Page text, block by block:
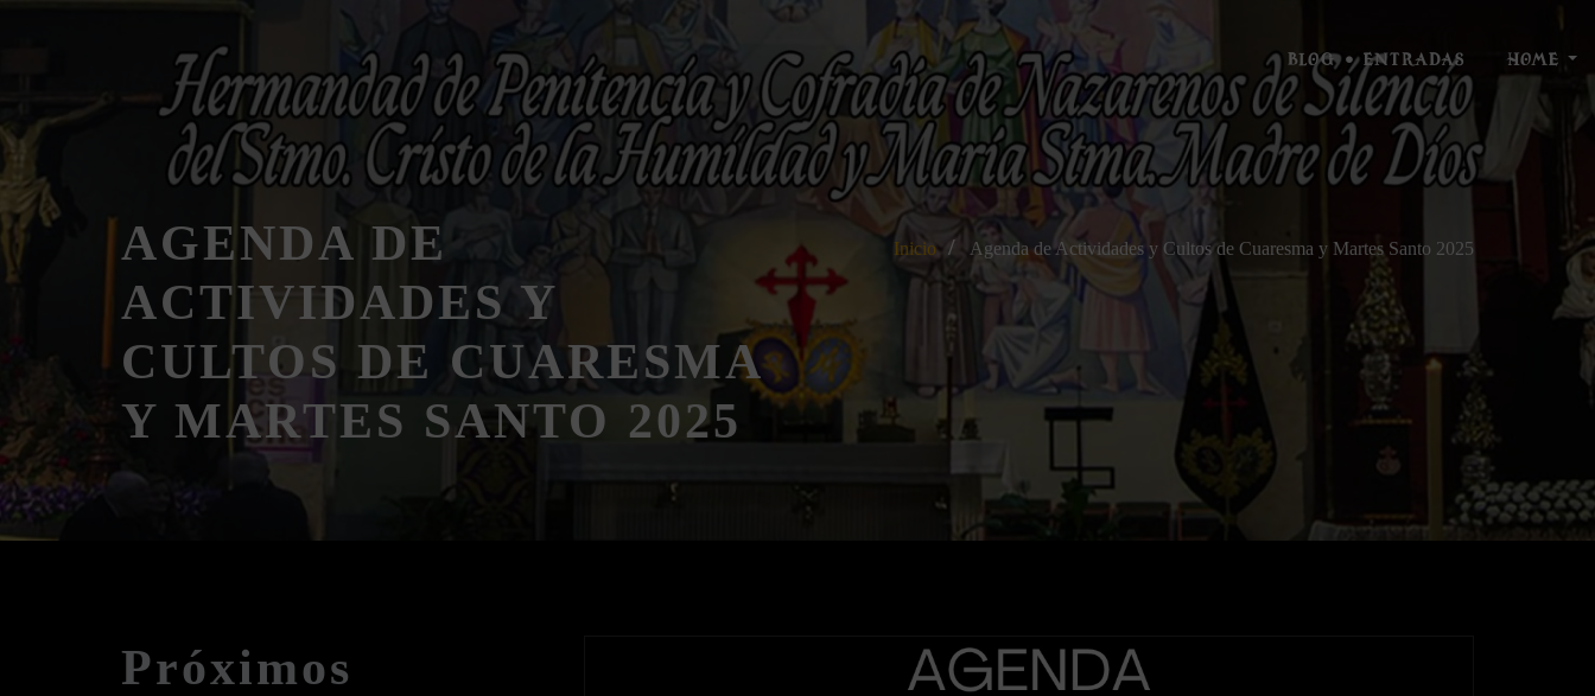
BLOG – ENTRADAS HOME
AGENDA DE
ACTIVIDADES Y
CULTOS DE CUARESMA
Y MARTES SANTO 2025
Inicio Agenda de Actividades y Cultos de Cuaresma y Martes Santo 2025
Próximos